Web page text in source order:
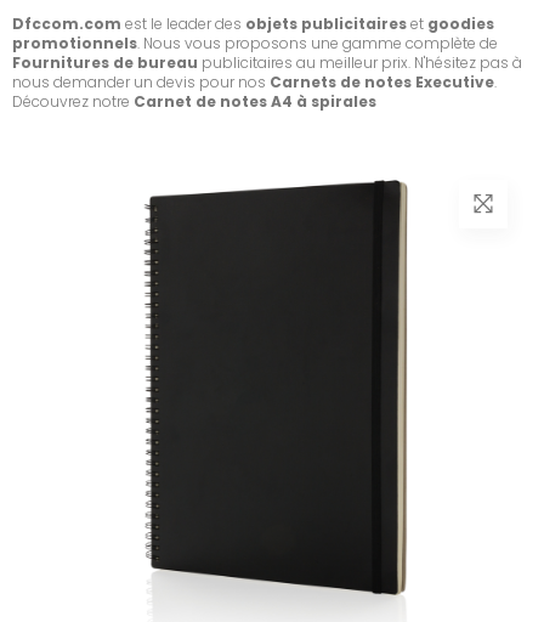
Dfccom.com est le leader des objets publicitaireset goodies
promotionnels. Nous vous proposons une gamme complète de
Fournitures de bureau publicitaires au meilleur prix. N'hésitez pas à
nous demander un devis pour nos Carnets de notes Executive.
Découvrez notre Carnet de notes A4 à spirales